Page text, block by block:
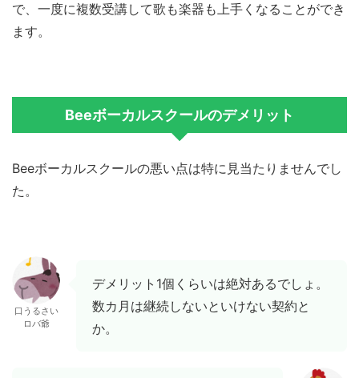
で、一度に複数受講して歌も楽器も上手くなることができ
ます。
Beeボーカルスクールのデメリット
Beeボーカルスクールの悪い点は特に見当たりませんでし
た。
口うるさい
ロバ爺
デメリット1個くらいは絶対あるでしょ。
数カ月は継続しないといけない契約と
か。